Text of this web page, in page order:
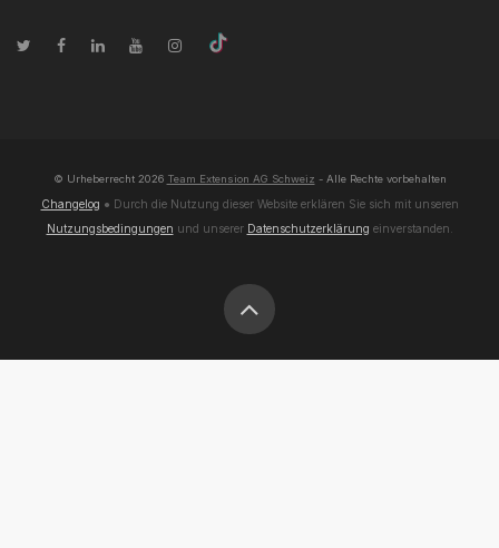
© Urheberrecht 2026 Team Extension AG Schweiz - Alle Rechte vorbehalten
Changelog ● Durch die Nutzung dieser Website erklären Sie sich mit unseren
Nutzungsbedingungen und unserer Datenschutzerklärung einverstanden.